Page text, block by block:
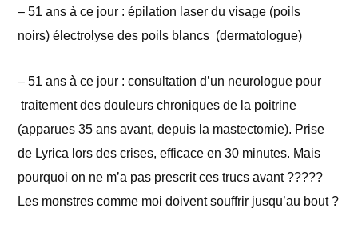
– 51 ans à ce jour : épilation laser du visage (poils
noirs) électrolyse des poils blancs (dermatologue)
– 51 ans à ce jour : consultation d’un neurologue pour
traitement des douleurs chroniques de la poitrine
(apparues 35 ans avant, depuis la mastectomie). Prise
de Lyrica lors des crises, efficace en 30 minutes. Mais
pourquoi on ne m’a pas prescrit ces trucs avant ?????
Les monstres comme moi doivent souffrir jusqu’au bout ?